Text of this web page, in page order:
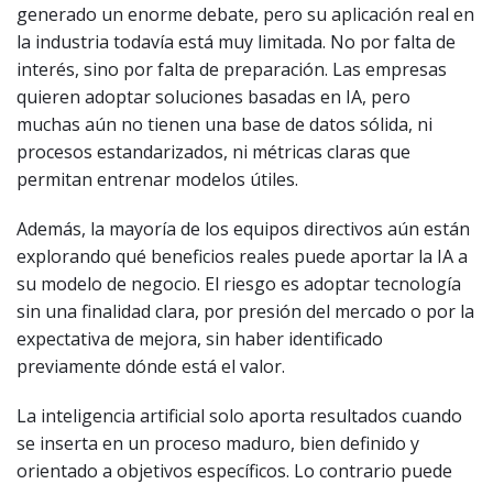
generado un enorme debate, pero su aplicación real en
la industria todavía está muy limitada. No por falta de
interés, sino por falta de preparación. Las empresas
quieren adoptar soluciones basadas en IA, pero
muchas aún no tienen una base de datos sólida, ni
procesos estandarizados, ni métricas claras que
permitan entrenar modelos útiles.
Además, la mayoría de los equipos directivos aún están
explorando qué beneficios reales puede aportar la IA a
su modelo de negocio. El riesgo es adoptar tecnología
sin una finalidad clara, por presión del mercado o por la
expectativa de mejora, sin haber identificado
previamente dónde está el valor.
La inteligencia artificial solo aporta resultados cuando
se inserta en un proceso maduro, bien definido y
orientado a objetivos específicos. Lo contrario puede